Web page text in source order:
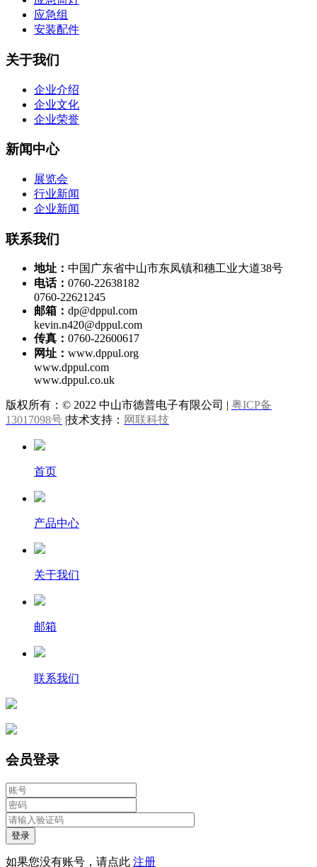
应急组
安装配件
关于我们
企业介绍
企业文化
企业荣誉
新闻中心
展览会
行业新闻
企业新闻
联系我们
地址： 中国广东省中山市东凤镇和穗工业大道38号
电话： 0760-22638182
0760-22621245
邮箱： dp@dppul.com
kevin.n420@dppul.com
传真： 0760-22600617
网址： www.dppul.org
www.dppul.com
www.dppul.co.uk
版权所有：© 2022 中山市德普电子有限公司 | 粤ICP备
13017098号 |技术支持： 网联科技
首页
产品中心
关于我们
邮箱
联系我们
会员登录
登录
如果您没有账号，请点此 注册